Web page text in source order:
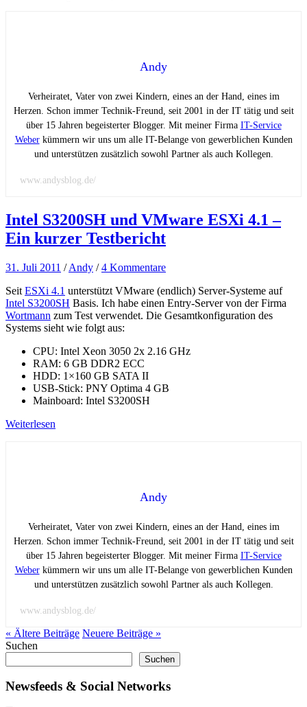
Andy
Verheiratet, Vater von zwei Kindern, eines an der Hand, eines im
Herzen. Schon immer Technik-Freund, seit 2001 in der IT tätig und seit
über 15 Jahren begeisterter Blogger. Mit meiner Firma IT-Service
Weberkümmern wir uns um alle IT-Belange von gewerblichen Kunden
und unterstützen zusätzlich sowohl Partner als auch Kollegen.
www.andysblog.de/
Intel S3200SH und VMware ESXi 4.1 –
Ein kurzer Testbericht
31. Juli 2011 /Andy /4 Kommentare
Seit ESXi 4.1 unterstützt VMware (endlich) Server-Systeme auf
Intel S3200SH Basis. Ich habe einen Entry-Server von der Firma
Wortmann zum Test verwendet. Die Gesamtkonfiguration des
Systems sieht wie folgt aus:
CPU: Intel Xeon 3050 2x 2.16 GHz
RAM: 6 GB DDR2 ECC
HDD: 1×160 GB SATA II
USB-Stick: PNY Optima 4 GB
Mainboard: Intel S3200SH
Weiterlesen
Andy
Verheiratet, Vater von zwei Kindern, eines an der Hand, eines im
Herzen. Schon immer Technik-Freund, seit 2001 in der IT tätig und seit
über 15 Jahren begeisterter Blogger. Mit meiner Firma IT-Service
Weberkümmern wir uns um alle IT-Belange von gewerblichen Kunden
und unterstützen zusätzlich sowohl Partner als auch Kollegen.
www.andysblog.de/
« Ältere Beiträge Neuere Beiträge »
Suchen
Suchen
Newsfeeds & Social Networks